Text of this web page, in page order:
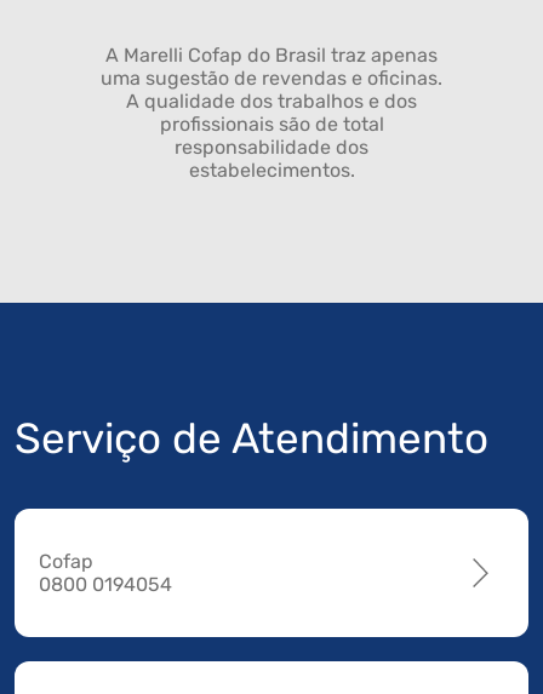
A Marelli Cofap do Brasil traz apenas
uma sugestão de revendas e oficinas.
A qualidade dos trabalhos e dos
profissionais são de total
responsabilidade dos
estabelecimentos.
Serviço de Atendimento
Cofap
0800 0194054